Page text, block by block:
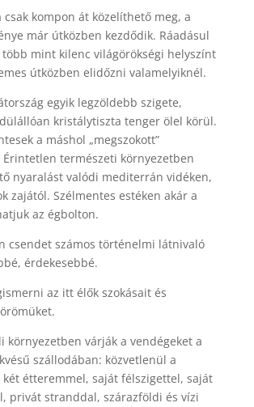
csak kompon át közelíthető meg, a
már útközben kezdődik. Ráadásul
több mint kilenc világörökségi helyszínt
útközben elidőzni valamelyiknél.
egyik legzöldebb szigete,
kristálytiszta tenger ölel körül.
a máshol „megszokott”
természeti környezetben
nyaralást valódi mediterrán vidéken,
zajától. Szélmentes estéken akár a
az égbolton.
csendet számos történelmi látnivaló
érdekesebbé.
az itt élők szokásait és
környezetben várják a vendégeket a
szállodában: közvetlenül a
étteremmel, saját félszigettel, saját
privát stranddal, szárazföldi és vízi